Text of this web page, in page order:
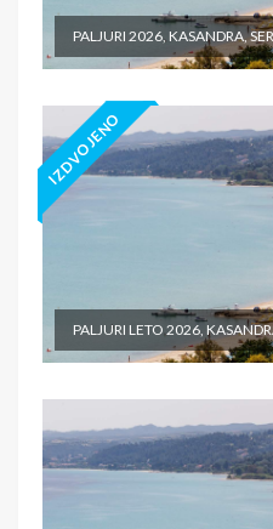
PALJURI 2026, KASANDRA,
IZDVOJENO
PALJURI LETO 2026,